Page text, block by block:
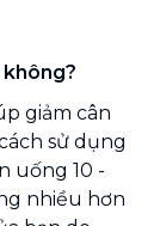
giảm cân
sử dụng
uống 10 -
nhiều hơn